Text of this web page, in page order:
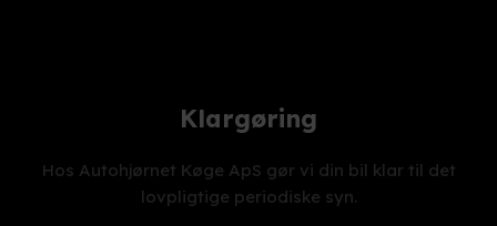
Klargøring
Hos Autohjørnet Køge ApS gør vi din bil klar til det
lovpligtige periodiske syn.